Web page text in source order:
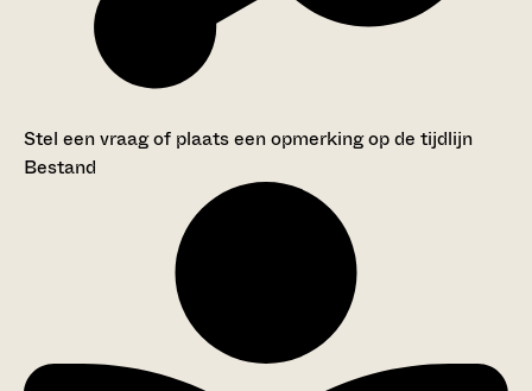
Stel een vraag of plaats een opmerking op de tijdlijn
Bestand